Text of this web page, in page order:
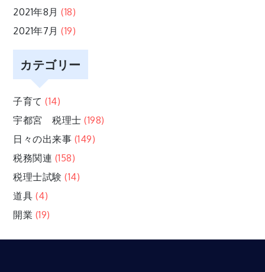
2021年8月 (18)
2021年7月 (19)
カテゴリー
子育て (14)
宇都宮 税理士 (198)
日々の出来事 (149)
税務関連 (158)
税理士試験 (14)
道具 (4)
開業 (19)